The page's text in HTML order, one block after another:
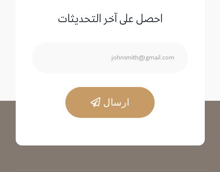
احصل على آخر التحديثات
ارسال